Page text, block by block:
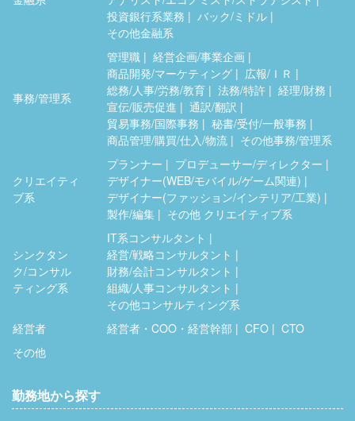
投資銀行系業務
バック/ミドル
その他金融系
事務/管理系
管理職
経営企画/事業企画
商品開発/マーケティング
広報/ＩＲ
総務/人事/労務/教育
法務/特許
経理/財務
宣伝/販売促進
通訳/翻訳
貿易事務/国際事務
秘書/受付/一般事務
商品管理/購買/仕入/物流
その他事務/管理系
クリエイティ
ブ系
プランナー
プロデューサー/ディレクター
デザイナー(WEB/モバイル/ゲーム関連)
デザイナー(ファッション/インテリア/工業)
製作/編集
その他 クリエイティブ系
シンクタン
ク/コンサル
ティング系
IT系コンサルタント
経営/戦略コンサルタント
財務/会計コンサルタント
組織/人事コンサルタント
その他コンサルティング系
経営者
経営者・COO・経営幹部 CFO
CTO
その他
勤務地から探す